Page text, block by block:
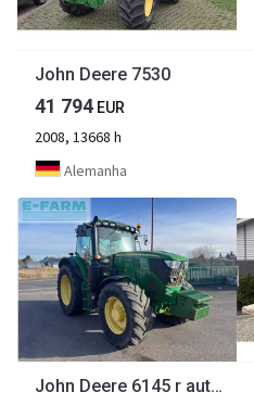
John Deere 7530
41 794 EUR
2008, 13668 h
Alemanha
John Deere 6145 r autoquad